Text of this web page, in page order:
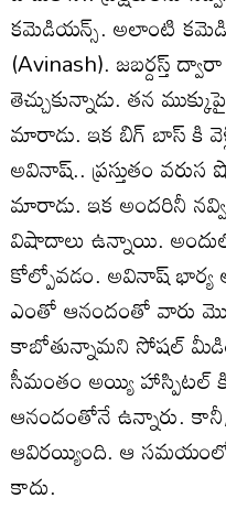
కమెడియన్స్. అలాంటి
(Avinash). జబర్దస్త్
తెచ్చుకున్నాడు. తన
మారాడు. ఇక బిగ్ బాస్ కి వెళ్లి
అవినాష్.. ప్రస్తుతం
మారాడు. ఇక అందరినీ
విషాదాలు ఉన్నాయి.
కోల్పోవడం. అవినాష్ భార్య
ఎంతో ఆనందంతో వారు
కాబోతున్నామని సోషల్
సీమంతం అయ్యి హాస్పిటల్
ఆనందంతోనే ఉన్నారు.
ఆవిరయ్యింది. ఆ
కాదు.